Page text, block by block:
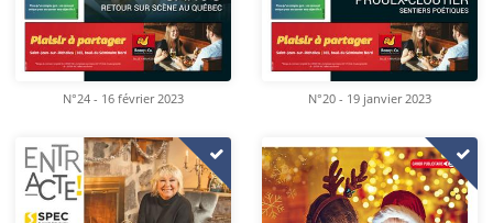
N°24 - 16 février 2023 N°20 - 19 janvier 2023